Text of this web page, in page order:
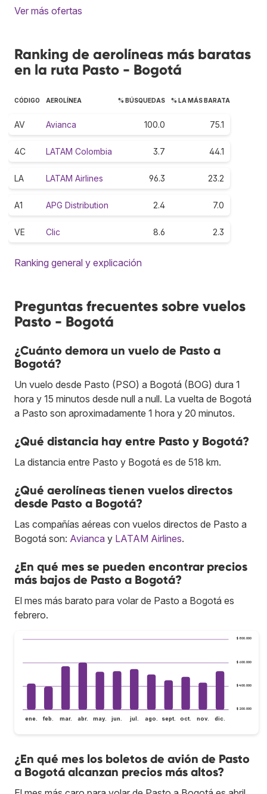
Ver más ofertas
Ranking de aerolíneas más baratas
en la ruta Pasto - Bogotá
CÓDIGO AEROLÍNEA % BÚSQUEDAS % LA MÁS BARATA
AV Avianca 100.0 75.1
4C LATAM Colombia 3.7 44.1
LA LATAM Airlines 96.3 23.2
A1 APG Distribution 2.4 7.0
VE Clic 8.6 2.3
Ranking general y explicación
Preguntas frecuentes sobre vuelos
Pasto - Bogotá
¿Cuánto demora un vuelo de Pasto a
Bogotá?
Un vuelo desde Pasto (PSO) a Bogotá (BOG) dura 1
hora y 15 minutos desde null a null. La vuelta de Bogotá
a Pasto son aproximadamente 1 hora y 20 minutos.
¿Qué distancia hay entre Pasto y Bogotá?
La distancia entre Pasto y Bogotá es de 518 km.
¿Qué aerolíneas tienen vuelos directos
desde Pasto a Bogotá?
Las compañías aéreas con vuelos directos de Pasto a
Bogotá son: Avianca y LATAM Airlines.
¿En qué mes se pueden encontrar precios
más bajos de Pasto a Bogotá?
El mes más barato para volar de Pasto a Bogotá es
febrero.
$ 200.000
$ 400.000
$ 600.000
$ 800.000
ene. feb. mar. abr. may. jun. jul. ago. sept. oct. nov. dic.
¿En qué mes los boletos de avión de Pasto
a Bogotá alcanzan precios más altos?